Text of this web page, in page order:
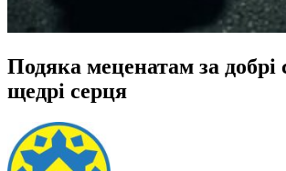
Подяка меценатам за добрі
щедрі серця